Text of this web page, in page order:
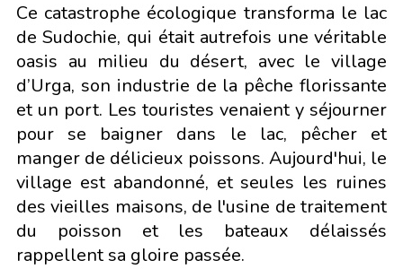
Сe catastrophe écologique transforma le lac
de Sudochie, qui était autrefois une véritable
oasis au milieu du désert, avec le village
d’Urga, son industrie de la pêche florissante
et un port. Les touristes venaient y séjourner
pour se baigner dans le lac, pêcher et
manger de délicieux poissons. Aujourd'hui, le
village est abandonné, et seules les ruines
des vieilles maisons, de l'usine de traitement
du poisson et les bateaux délaissés
rappellent sa gloire passée.